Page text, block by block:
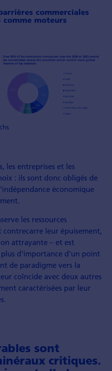
commerciales
moteurs
les entreprises et les
: ils sont donc obligés de
économique
les ressources
contrecarre leur épuisement,
attrayante – et est
d'importance d'un point
de paradigme vers la
coïncide avec deux autres
caractérisées par leur
sont
critiques.